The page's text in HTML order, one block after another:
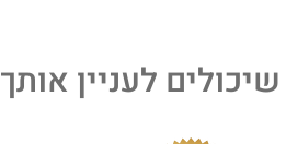
לעניין אותך